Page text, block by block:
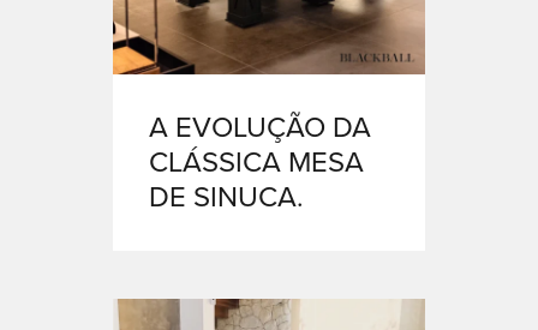
A EVOLUÇÃO DA
CLÁSSICA MESA
DE SINUCA.